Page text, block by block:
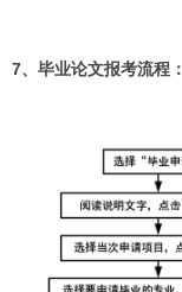
7、毕业论文报考流程：